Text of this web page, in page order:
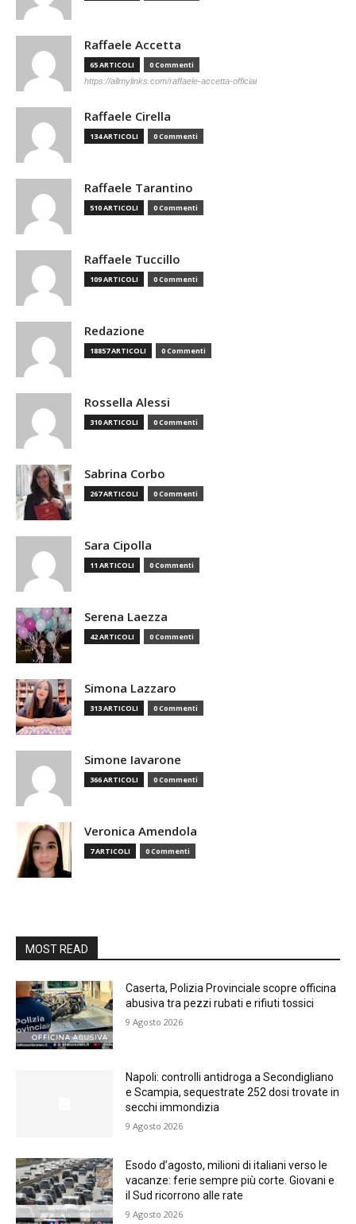
Raffaele Accetta
65 ARTICOLI 0 Commenti
https://allmylinks.com/raffaele-accetta-official
Raffaele Cirella
134 ARTICOLI 0 Commenti
Raffaele Tarantino
510 ARTICOLI 0 Commenti
Raffaele Tuccillo
109 ARTICOLI 0 Commenti
Redazione
18857 ARTICOLI 0 Commenti
Rossella Alessi
310 ARTICOLI 0 Commenti
Sabrina Corbo
267 ARTICOLI 0 Commenti
Sara Cipolla
11 ARTICOLI 0 Commenti
Serena Laezza
42 ARTICOLI 0 Commenti
Simona Lazzaro
313 ARTICOLI 0 Commenti
Simone Iavarone
366 ARTICOLI 0 Commenti
Veronica Amendola
7 ARTICOLI 0 Commenti
MOST READ
Caserta, Polizia Provinciale scopre officina
abusiva tra pezzi rubati e rifiuti tossici
9 Agosto 2026
Napoli: controlli antidroga a Secondigliano
e Scampia, sequestrate 252 dosi trovate in
secchi immondizia
9 Agosto 2026
Esodo d’agosto, milioni di italiani verso le
vacanze: ferie sempre più corte. Giovani e
il Sud ricorrono alle rate
9 Agosto 2026